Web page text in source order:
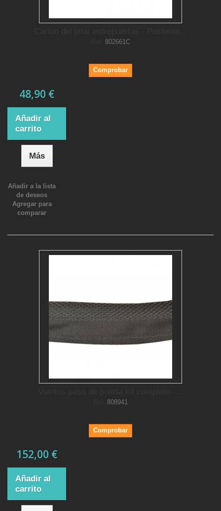
802661C
Comprobar
48,90 €
Añadir al
carrito
Más
Añadir a la lista
de deseos
Agregar para
comparar
808941
Comprobar
152,00 €
Añadir al
carrito